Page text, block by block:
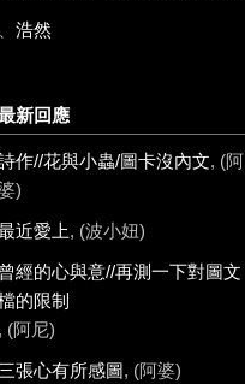
浩然
新回應
作//花與小蟲/圖卡沒內文, (阿
)
近愛上, (波小妞)
曾經的心與意//再測一下對圖文
的限制
, (阿尼)
三張心有所感圖, (阿婆)